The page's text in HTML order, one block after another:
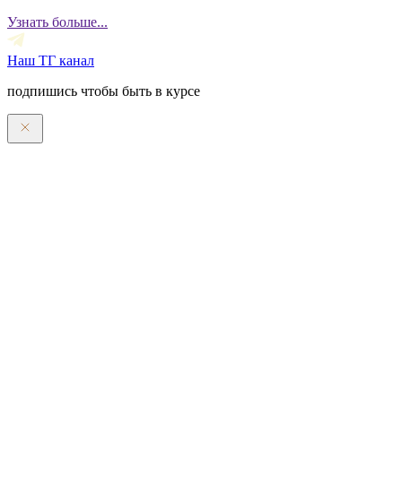
Узнать больше...
Наш ТГ канал
подпишись чтобы быть в курсе